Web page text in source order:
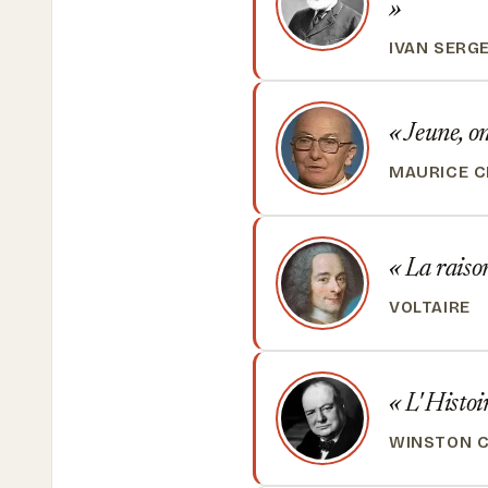
IVAN
Jeune,
MAURICE
La
VOLTAIRE
L'
WINSTON